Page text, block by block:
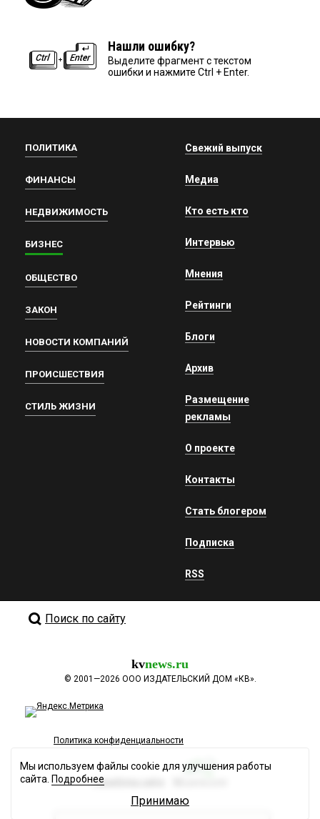
Нашли ошибку?
Выделите фрагмент с текстом
ошибки и нажмите Ctrl + Enter.
ПОЛИТИКА
ФИНАНСЫ
НЕДВИЖИМОСТЬ
БИЗНЕС
ОБЩЕСТВО
ЗАКОН
НОВОСТИ КОМПАНИЙ
ПРОИСШЕСТВИЯ
СТИЛЬ ЖИЗНИ
Свежий выпуск
Медиа
Кто есть кто
Интервью
Мнения
Рейтинги
Блоги
Архив
Размещение
рекламы
О проекте
Контакты
Стать блогером
Подписка
RSS
Поиск по сайту
kvnews.ru
© 2001—2026 ООО ИЗДАТЕЛЬСКИЙ ДОМ «КВ».
Политика конфиденциальности
Разработка сайта
Мы используем файлы cookie для улучшения работы
сайта. Подробнее
Принимаю